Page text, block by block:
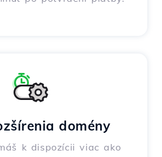
domény
k dispozícii viac ako